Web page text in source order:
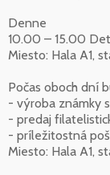
Denne
10.00 – 15.00
Miesto: Hala A1,
Počas oboch dní
- výroba známky
- predaj
- príležitostná
Miesto: Hala A1,